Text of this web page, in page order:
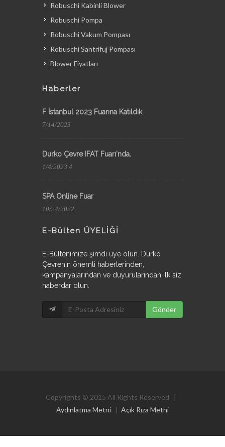
Robuschi Kabinli Blower
Robuschi Pompa
Robuschi Vakum Pompası
Robuschi Santrifuj Pompası
Blower Fiyatları
Haberler
F İstanbul 2023 Fuarına Katıldık
7/14/2023
Durko Çevre IFAT Fuarı'nda.
1/4/2023 4
SPA Online Fuar
10/24/2022
E-Bülten ÜYELİĞİ
E-Bültenimize şimdi üye olun. Durko
Çevrenin önemli haberlerinden,
kampanyalarından ve duyurularından ilk siz
haberdar olun.
Copyrights © 2015 All Rights Reserved |
Aydınlatma Metni | Açık Rıza Metni